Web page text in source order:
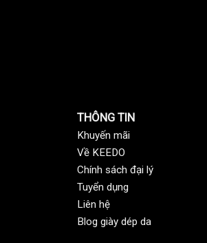
THÔNG TIN
Khuyến mãi
Về KEEDO
Chính sách đại lý
Tuyển dụng
Liên hệ
Blog giày dép da